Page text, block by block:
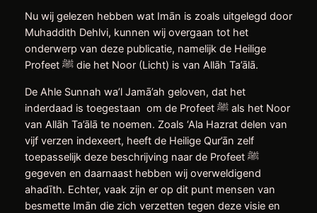
Nu wij gelezen hebben wat Imān is zoals uitgelegd door
Muhaddith Dehlvi, kunnen wij overgaan tot het
onderwerp van deze publicatie, namelijk de Heilige
Profeet ﷺ die het Noor (Licht) is van Allāh Ta’ālā.
De Ahle Sunnah wa’l Jamā’ah geloven, dat het
inderdaad is toegestaan ​ om de Profeet ﷺ als het Noor
van Allāh Ta’ālā te noemen. Zoals ‘Ala Hazrat delen van
vijf verzen indexeert, heeft de Heilige Qur’ān zelf
toepasselijk deze beschrijving naar de Profeet ﷺ
gegeven en daarnaast hebben wij overweldigend
ahadīth. Echter, vaak zijn er op dit punt mensen van
besmette Imān die zich verzetten tegen deze visie en